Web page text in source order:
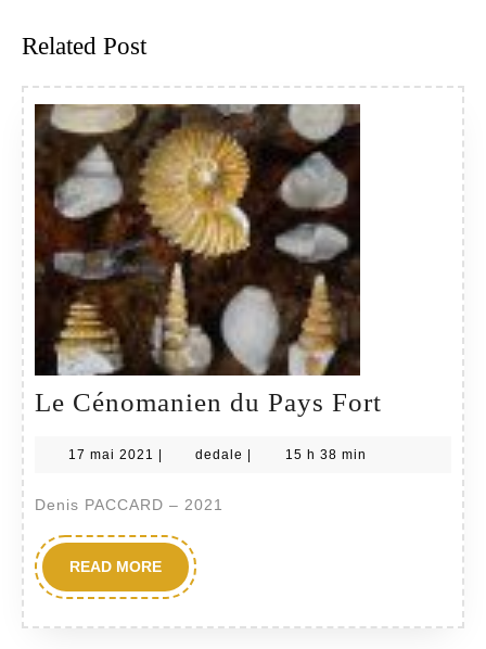
Related Post
Le Cénomanien du Pays Fort
17 mai 2021 17
| dedale dedale
| 15 h 38 min
Denis PACCARD – 2021
READ MOREREAD
MORE